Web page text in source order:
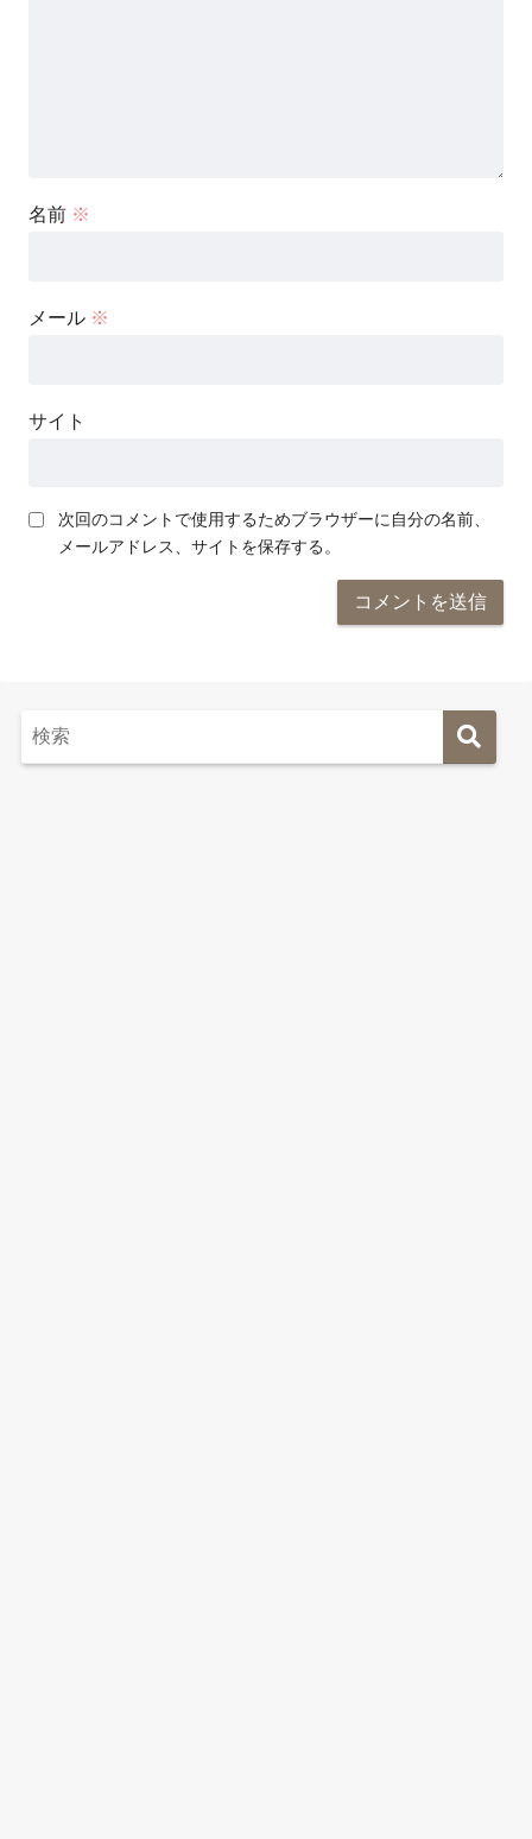
名前 ※
メール ※
サイト
次回のコメントで使用するためブラウザーに自分の名前、
メールアドレス、サイトを保存する。